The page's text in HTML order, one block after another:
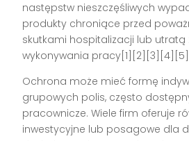
następstw nieszczęśliwych
produkty chroniące przed
skutkami hospitalizacji lub
wykonywania
Ochrona może mieć formę
grupowych polis, często
pracownicze. Wiele firm oferuje
inwestycyjne lub posagowe dla